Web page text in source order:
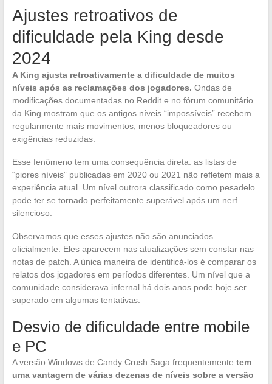
Ajustes retroativos de
dificuldade pela King desde
2024
A King ajusta retroativamente a dificuldade de muitos
níveis após as reclamações dos jogadores. Ondas de
modificações documentadas no Reddit e no fórum comunitário
da King mostram que os antigos níveis “impossíveis” recebem
regularmente mais movimentos, menos bloqueadores ou
exigências reduzidas.
Esse fenômeno tem uma consequência direta: as listas de
“piores níveis” publicadas em 2020 ou 2021 não refletem mais a
experiência atual. Um nível outrora classificado como pesadelo
pode ter se tornado perfeitamente superável após um nerf
silencioso.
Observamos que esses ajustes não são anunciados
oficialmente. Eles aparecem nas atualizações sem constar nas
notas de patch. A única maneira de identificá-los é comparar os
relatos dos jogadores em períodos diferentes. Um nível que a
comunidade considerava infernal há dois anos pode hoje ser
superado em algumas tentativas.
Desvio de dificuldade entre mobile
e PC
A versão Windows de Candy Crush Saga frequentemente tem
uma vantagem de várias dezenas de níveis sobre a versão